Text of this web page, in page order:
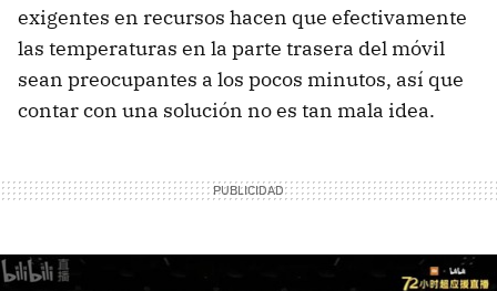
exigentes en recursos hacen que efectivamente
las temperaturas en la parte trasera del móvil
sean preocupantes a los pocos minutos, así que
contar con una solución no es tan mala idea.